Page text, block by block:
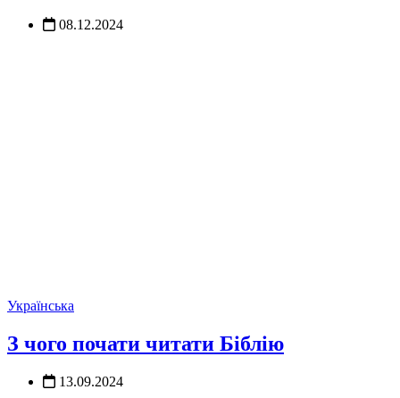
08.12.2024
Українська
З чого почати читати Біблію
13.09.2024